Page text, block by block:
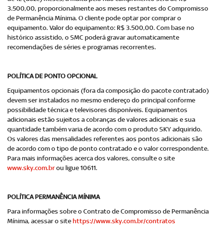
3.500,00, proporcionalmente aos meses restantes do Compromisso
de Permanência Mínima. O cliente pode optar por comprar o
equipamento. Valor do equipamento: R$ 3.500,00. Com base no
histórico assistido, o SMC poderá gravar automaticamente
recomendações de séries e programas recorrentes.
POLÍTICA DE PONTO OPCIONAL
Equipamentos opcionais (fora da composição do pacote contratado)
devem ser instalados no mesmo endereço do principal conforme
possibilidade técnica e televisores disponíveis. Equipamentos
adicionais estão sujeitos a cobranças de valores adicionais e sua
quantidade também varia de acordo com o produto SKY adquirido.
Os valores das mensalidades referentes aos pontos adicionais são
de acordo com o tipo de ponto contratado e o valor correspondente.
Para mais informações acerca dos valores, consulte o site
www.sky.com.br ou ligue 10611.
POLÍTICA PERMANÊNCIA MÍNIMA
Para informações sobre o Contrato de Compromisso de Permanência
Mínima, acessar o site https://www.sky.com.br/contratos